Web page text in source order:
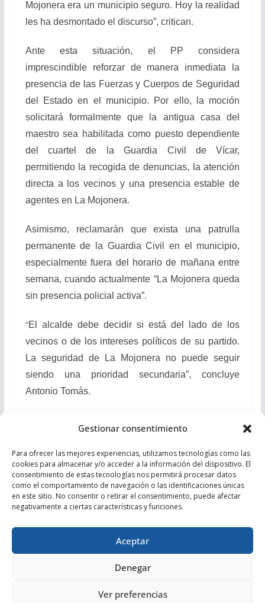
Gestionar consentimiento
Para ofrecer las mejores experiencias, utilizamos tecnologías como las
cookies para almacenar y/o acceder a la información del dispositivo. El
consentimiento de estas tecnologías nos permitirá procesar datos
como el comportamiento de navegación o las identificaciones únicas
en este sitio. No consentir o retirar el consentimiento, puede afectar
negativamente a ciertas características y funciones.
Aceptar
Denegar
Ver preferencias
Mojonera era un municipio seguro. Hoy la realidad
les ha desmontado el discurso”, critican.
Ante esta situación, el PP considera
imprescindible reforzar de manera inmediata la
presencia de las Fuerzas y Cuerpos de Seguridad
del Estado en el municipio. Por ello, la moción
solicitará formalmente que la antigua casa del
maestro sea habilitada como puesto dependiente
del cuartel de la Guardia Civil de Vícar,
permitiendo la recogida de denuncias, la atención
directa a los vecinos y una presencia estable de
agentes en La Mojonera.
Asimismo, reclamarán que exista una patrulla
permanente de la Guardia Civil en el municipio,
especialmente fuera del horario de mañana entre
semana, cuando actualmente “La Mojonera queda
sin presencia policial activa”.
“El alcalde debe decidir si está del lado de los
vecinos o de los intereses políticos de su partido.
La seguridad de La Mojonera no puede seguir
siendo una prioridad secundaria”, concluye
Antonio Tomás.
DE DIPUTACIONES, CABILDOS Y CONSELLS
El PP reafirma su compromiso con la integración
social tras una reunión con la asociación “Corazón
Ucraniano”
Partido Popular de Almería